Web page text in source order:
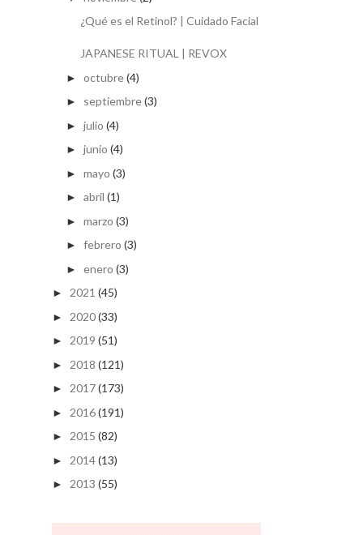
¿Qué es el Retinol? | Cuidado Facial
JAPANESE RITUAL | REVOX
► octubre(4)
► septiembre(3)
► julio (4)
► junio (4)
► mayo (3)
► abril (1)
► marzo (3)
► febrero (3)
► enero (3)
► 2021 (45)
► 2020(33)
► 2019 (51)
► 2018 (121)
► 2017(173)
► 2016(191)
► 2015 (82)
► 2014(13)
► 2013 (55)